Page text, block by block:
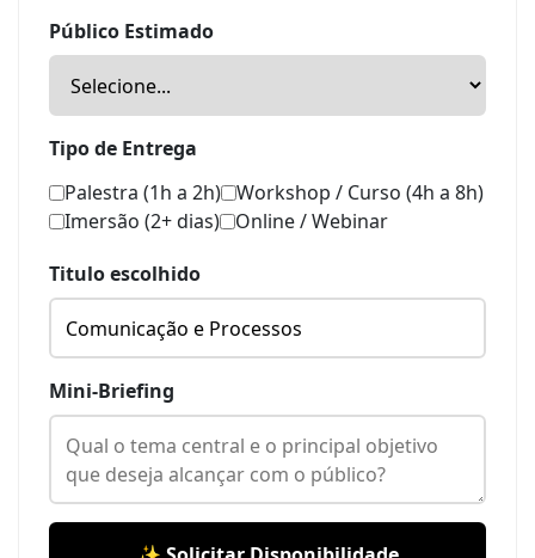
Público Estimado
Tipo de Entrega
Palestra (1h a 2h) Workshop / Curso (4h a 8h)
Imersão (2+ dias)
Online / Webinar
Titulo escolhido
Mini-Briefing